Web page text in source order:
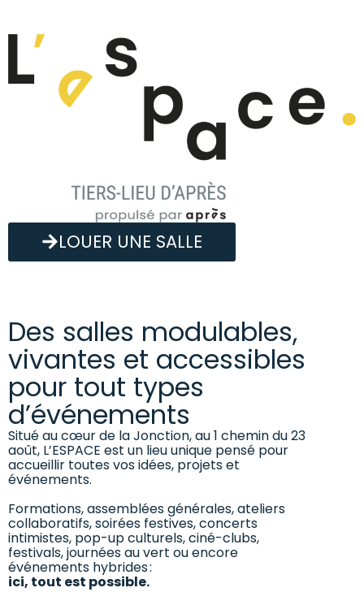
LOUER UNE SALLE
Des salles modulables,
vivantes et accessibles
pour tout types
d’événements
Situé au cœur de la Jonction, au 1 chemin du 23
août, L’ESPACE est un lieu unique pensé pour
accueillir toutes vos idées, projets et
événements.
Formations, assemblées générales, ateliers
collaboratifs, soirées festives, concerts
intimistes, pop-up culturels, ciné-clubs,
festivals, journées au vert ou encore
événements hybrides :
ici, tout est possible.